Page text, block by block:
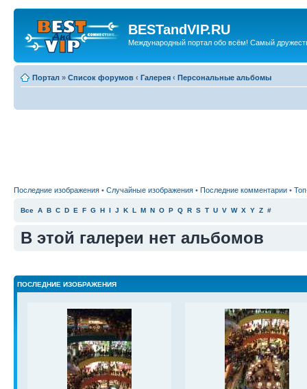
BESTandVIP.RU
Международный портал обо всём! Самый
Портал » Список форумов ‹ Галерея ‹ Персональные альбомы
Последние изображения • Случайные изображения • Последние комментарии •
Все A B C D E F G H I J K L M N O P Q R S T U V W X Y Z #
В этой галереи нет альбомов
ПОСЛЕДНИЕ ИЗОБРАЖЕНИЯ